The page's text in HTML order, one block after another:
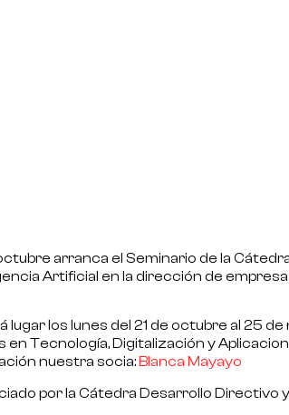
arranca el Seminario de la
Artificial en la dirección de
lugar los lunes del 21 de octubre al 25
Tecnología, Digitalización y
nuestra socia:Blanca Mayayo
por la Cátedra Desarrollo Directivo